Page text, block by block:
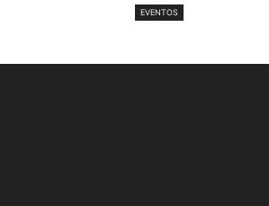
EVENTOS